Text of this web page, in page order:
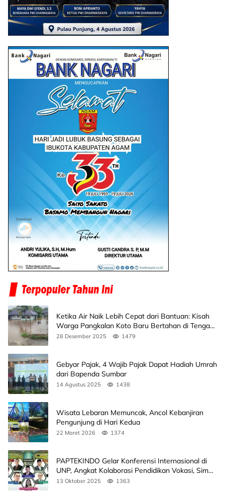
Ketika Air Naik Lebih Cepat dari Bantuan: Kisah
Warga Pangkalan Koto Baru Bertahan di Tengah
Banjir
28 Desember 2025 1479
Gebyar Pajak, 4 Wajib Pajak Dapat Hadiah Umrah
dari Bapenda Sumbar
14 Agustus 2025 1438
Wisata Lebaran Memuncak, Ancol Kebanjiran
Pengunjung di Hari Kedua
22 Maret 2026 1374
PAPTEKINDO Gelar Konferensi Internasional di
UNP, Angkat Kolaborasi Pendidikan Vokasi, Simak
Agendanya
13 Oktober 2025 1363